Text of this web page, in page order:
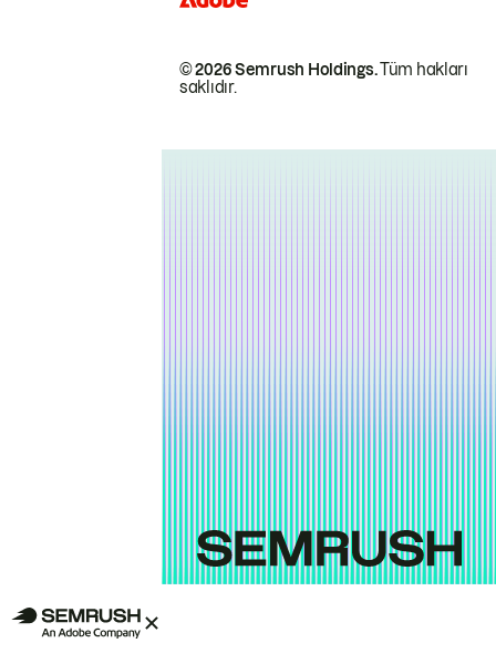
© 2026 Semrush Holdings.Tüm hakları
saklıdır.